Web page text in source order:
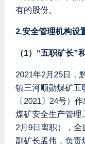
有的股份。
2.安全管理机构设
（1）“五职矿长”
2021年2月25日，
镇三河顺勋煤矿五
〔2021〕24号）
煤矿安全生产管理
2月9日离职），
副矿长孟伟，负责